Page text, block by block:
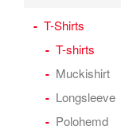
T-Shirts
T-shirts
Muckishirt
Longsleeve
Polohemd